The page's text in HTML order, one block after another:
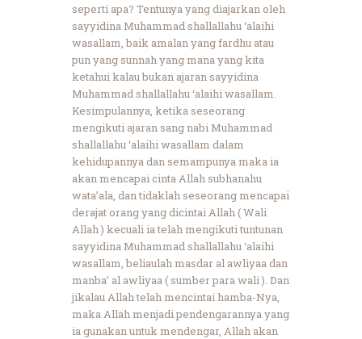
seperti apa? Tentunya yang diajarkan oleh
sayyidina Muhammad shallallahu ‘alaihi
wasallam, baik amalan yang fardhu atau
pun yang sunnah yang mana yang kita
ketahui kalau bukan ajaran sayyidina
Muhammad shallallahu ‘alaihi wasallam.
Kesimpulannya, ketika seseorang
mengikuti ajaran sang nabi Muhammad
shallallahu ‘alaihi wasallam dalam
kehidupannya dan semampunya maka ia
akan mencapai cinta Allah subhanahu
wata’ala, dan tidaklah seseorang mencapai
derajat orang yang dicintai Allah ( Wali
Allah ) kecuali ia telah mengikuti tuntunan
sayyidina Muhammad shallallahu ‘alaihi
wasallam, beliaulah masdar al awliyaa dan
manba’ al awliyaa ( sumber para wali ). Dan
jikalau Allah telah mencintai hamba-Nya,
maka Allah menjadi pendengarannya yang
ia gunakan untuk mendengar, Allah akan